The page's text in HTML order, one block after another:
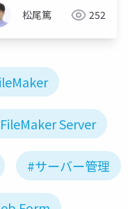
松尾篤 252
Server
#サーバー管理